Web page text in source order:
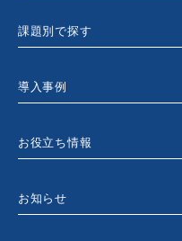
課題別で探す
導入事例
お役立ち情報
お知らせ